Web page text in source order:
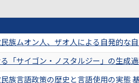
族ムオン人、ザオ人による自発的な
「サイゴン・ノスタルジー」の生成
族言語政策の歴史と言語使用の実態